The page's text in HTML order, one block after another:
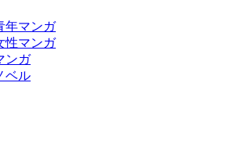
年マンガ
性マンガ
ンガ
ベル